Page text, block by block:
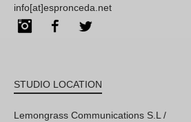
info[at]espronceda.net
InstagramFacebook
STUDIO LOCATION
Lemongrass Communications S.L /